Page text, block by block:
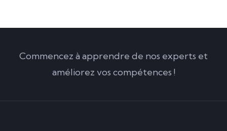
Commencez à apprendre de nos experts et
améliorez vos compétences !